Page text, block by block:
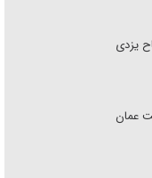
یزدی
عمان